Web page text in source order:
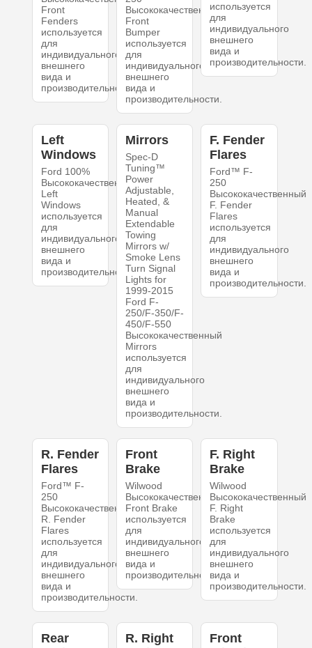
Front
Fenders
используется
для
индивидуального
внешнего
вида и
производительности.
Высококачественный
Front
Bumper
используется
для
индивидуального
внешнего
вида и
производительности.
используется
для
индивидуального
внешнего
вида и
производительности.
Left
Windows
Ford 100%
Высококачественный
Left
Windows
используется
для
индивидуального
внешнего
вида и
производительности.
Mirrors
Spec-D
Tuning™
Power
Adjustable,
Heated, &
Manual
Extendable
Towing
Mirrors w/
Smoke Lens
Turn Signal
Lights for
1999-2015
Ford F-
250/F-350/F-
450/F-550
Высококачественный
Mirrors
используется
для
индивидуального
внешнего
вида и
производительности.
F. Fender
Flares
Ford™ F-
250
Высококачественный
F. Fender
Flares
используется
для
индивидуального
внешнего
вида и
производительности.
R. Fender
Flares
Ford™ F-
250
Высококачественный
R. Fender
Flares
используется
для
индивидуального
внешнего
вида и
производительности.
Front
Brake
Wilwood
Высококачественный
Front Brake
используется
для
индивидуального
внешнего
вида и
производительности.
F. Right
Brake
Wilwood
Высококачественный
F. Right
Brake
используется
для
индивидуального
внешнего
вида и
производительности.
Rear
R. Right
Front